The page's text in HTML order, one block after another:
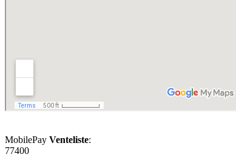
MobilePay Venteliste:
77400